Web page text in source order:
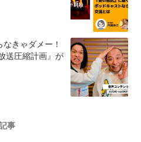
きゃダメー！
送圧縮計画』が
事